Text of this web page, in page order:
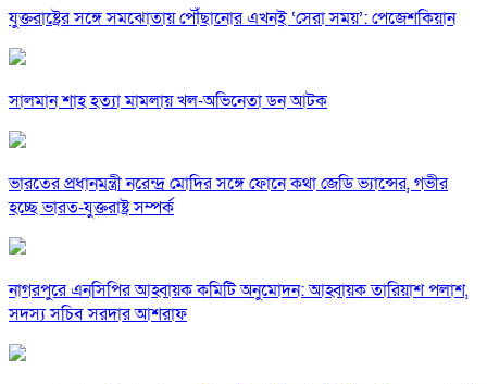
যুক্তরাষ্ট্রের সঙ্গে সমঝোতায় পৌঁছানোর এখনই ‘সেরা সময়’: পেজেশকিয়ান
সালমান শাহ হত্যা মামলায় খল-অভিনেতা ডন আটক
ভারতের প্রধানমন্ত্রী নরেন্দ্র মোদির সঙ্গে ফোনে কথা জেডি ভ্যান্সের, গভীর
হচ্ছে ভারত-যুক্তরাষ্ট্র সম্পর্ক
নাগরপুরে এনসিপির আহ্বায়ক কমিটি অনুমোদন: আহ্বায়ক তারিয়াশ পলাশ,
সদস্য সচিব সরদার আশরাফ